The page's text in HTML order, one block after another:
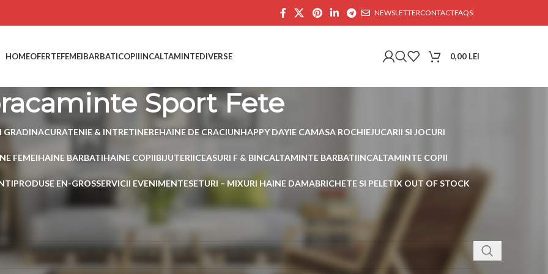
NEWSLETTERCONTACTFAQS
HOMEOFERTEFEMEIBARBATICOPIIINCALTAMINTEDIVERSE 0,00 LEI
Sport Fete
GRADINACURATENIE & INTRETINEREHAINE DE CRACIUNHAPPY DAYIE CAMASA ROCHIEJUCARII SI JOCURI
FEMEIHAINE BARBATIHAINE COPIIBIJUTERIICEASURI F & BINCALTAMINTE BARBATIINCALTAMINTE COPII
PRODUSE EN-GROSSERVICII EVENIMENTESETURI – MIXURI HAINE DAMABRICHETE SI PELETIX OUT OF STOCK